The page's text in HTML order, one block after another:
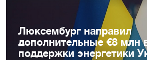
Люксембург направил
дополнительные €8 млн
поддержки энергетики